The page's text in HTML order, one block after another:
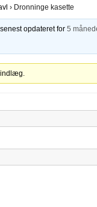
› Dronninge kasette
opdateret for 5